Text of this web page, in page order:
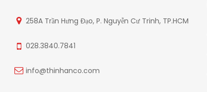
258A Trần Hưng Đạo, P. Nguyễn Cư Trinh, TP.HCM
028.3840.7841
info@thinhanco.com